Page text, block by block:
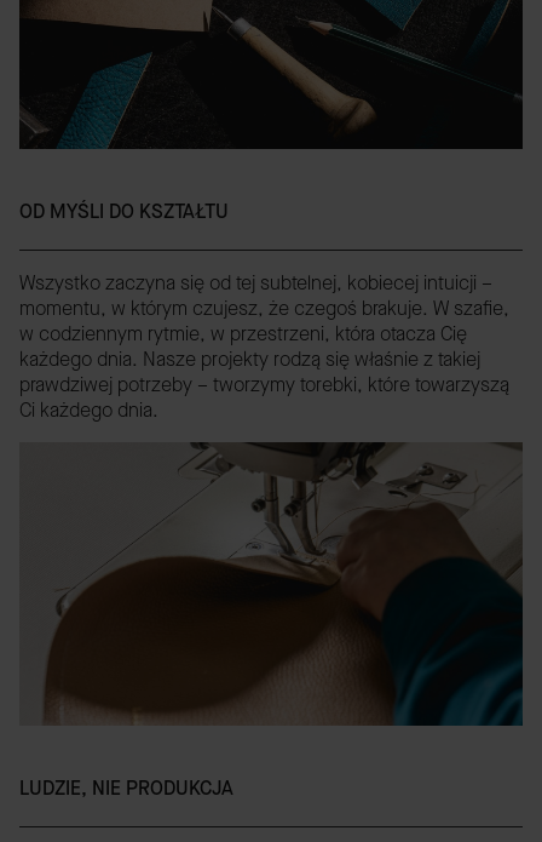
OD MYŚLI DO KSZTAŁTU
Wszystko zaczyna się od tej subtelnej, kobiecej intuicji –
momentu, w którym czujesz, że czegoś brakuje. W szafie,
w codziennym rytmie, w przestrzeni, która otacza Cię
każdego dnia. Nasze projekty rodzą się właśnie z takiej
prawdziwej potrzeby – tworzymy torebki, które towarzyszą
Ci każdego dnia.
LUDZIE, NIE PRODUKCJA